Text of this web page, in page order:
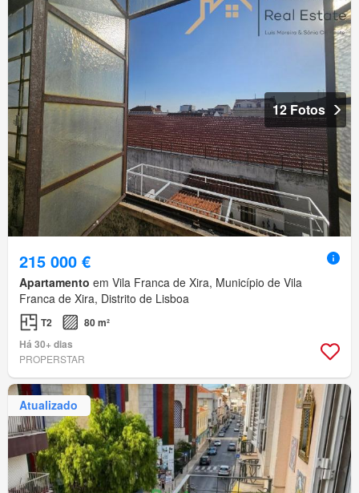
12 Fotos
215 000 €
Apartamento em Vila Franca de Xira, Município de Vila
Franca de Xira, Distrito de Lisboa
T2
80 m²
Há 30+ dias
PROPERSTAR
Atualizado